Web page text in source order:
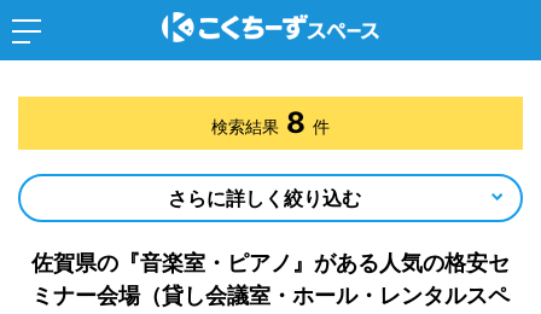
佐賀県の『音楽室・ピアノ』がある人気の格安セ
ミナー会場（貸し会議室・ホール・レンタルスペ
検索結果 8 件
さらに詳しく絞り込む